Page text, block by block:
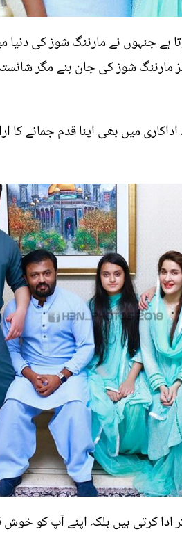
جنہوں نے مارننگ شوز کی دنیا
شوز کی جان بنے مگر
میں بھی اپنا قدم جمانے کا
کرتی ہیں بلکہ اپنے آپ کو